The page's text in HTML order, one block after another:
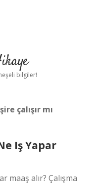
bilgiler!
çalışır mı
Iş Yapar
alır? Çalışma